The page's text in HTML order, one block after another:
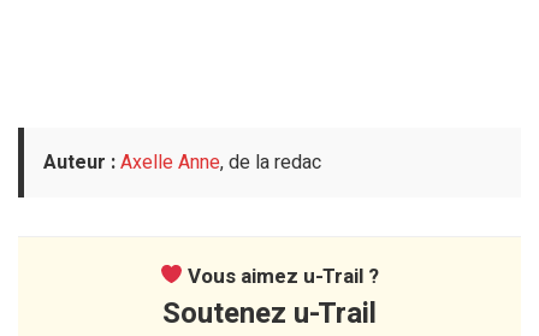
Auteur :Axelle Anne, de la redac
Vous aimez u-Trail ?
Soutenez u-Trail